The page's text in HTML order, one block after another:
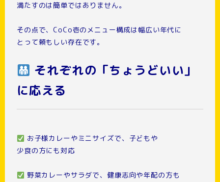
満たすのは簡単ではありません。
その点で、CoCo壱のメニュー構成は幅広い年代に
とって頼もしい存在です。
それぞれの「ちょうどいい」
に応える
お子様カレーやミニサイズで、子どもや
少食の方にも対応
野菜カレーやサラダで、健康志向や年配の方も